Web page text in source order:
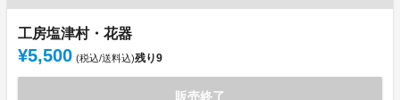
工房塩津村・花器
¥5,500 (税込/送料込)残り9
販売終了